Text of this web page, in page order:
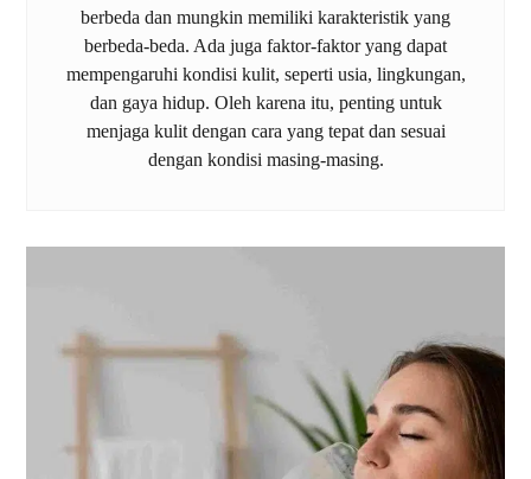
berbeda dan mungkin memiliki karakteristik yang
berbeda-beda. Ada juga faktor-faktor yang dapat
mempengaruhi kondisi kulit, seperti usia, lingkungan,
dan gaya hidup. Oleh karena itu, penting untuk
menjaga kulit dengan cara yang tepat dan sesuai
dengan kondisi masing-masing.